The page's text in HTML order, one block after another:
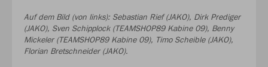
Auf dem Bild (von links): Sebastian Rief (JAKO), Dirk Prediger
(JAKO), Sven Schipplock (TEAMSHOP89 Kabine 09), Benny
Mickeler (TEAMSHOP89 Kabine 09), Timo Scheible (JAKO),
Florian Bretschneider (JAKO).